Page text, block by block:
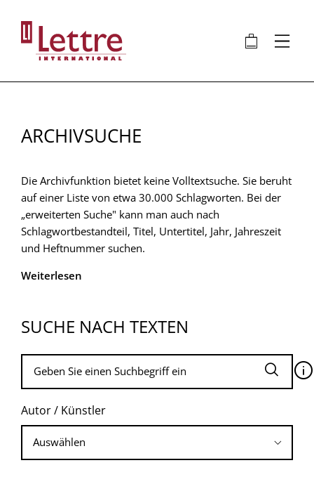
Inhalt
🛍 ⋮
ARCHIVSUCHE
Die Archivfunktion bietet keine Volltextsuche. Sie beruht
auf einer Liste von etwa 30.000 Schlagworten. Bei der
„erweiterten Suche" kann man auch nach
Schlagwortbestandteil, Titel, Untertitel, Jahr, Jahreszeit
und Heftnummer suchen.
Weiterlesen
SUCHE NACH TEXTEN
🛈
Autor / Künstler